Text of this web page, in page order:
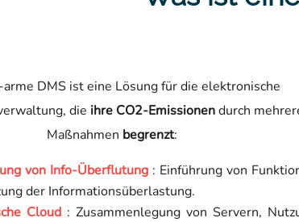
arme DMS ist eine Lösung für die elektronische
die ihre CO2-Emissionendurch
Maßnahmen begrenzt:
von Info-Überflutung: Einführung von
der Informationsüberlastung.
Cloud: Zusammenlegung von Servern,